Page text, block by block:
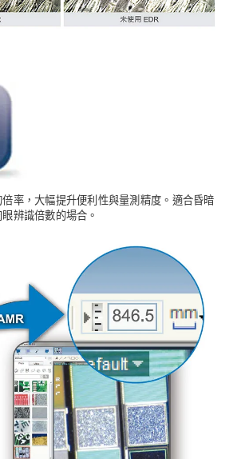
率，大幅提升便利性與量測精度。適合昏暗
辨識倍數的場合。